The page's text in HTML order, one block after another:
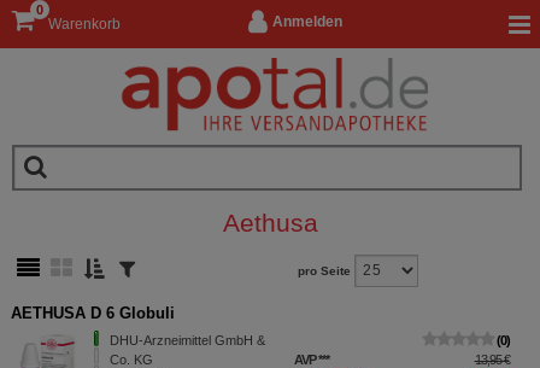
Anmelden
Warenkorb
0
Aethusa
pro Seite
AETHUSA D 6 Globuli
DHU-Arzneimittel GmbH &
Co. KG
0
AVP*** 13,95 €